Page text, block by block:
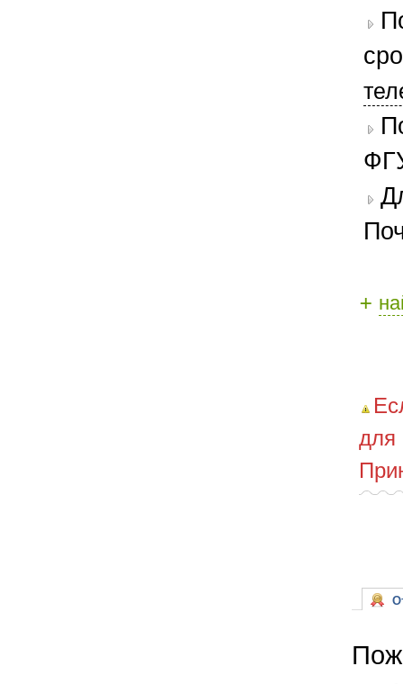
+
для